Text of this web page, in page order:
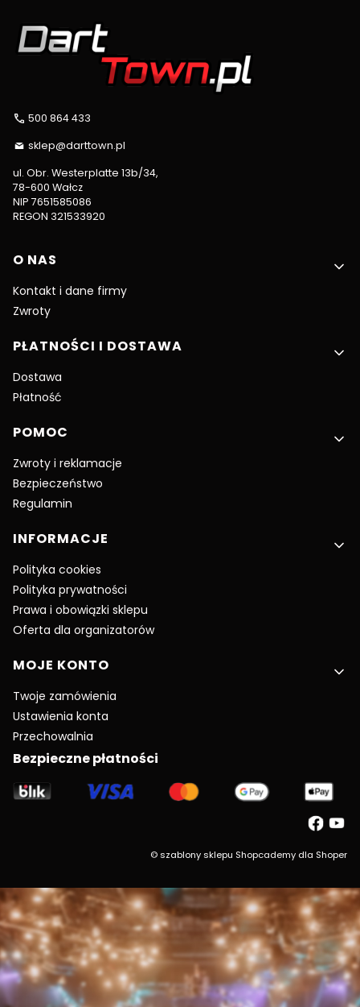
500 864 433
sklep@darttown.pl
ul. Obr. Westerplatte 13b/34,
78-600 Wałcz
NIP 7651585086
REGON 321533920
Linki w stopce
O NAS
Kontakt i dane firmy
Zwroty
PŁATNOŚCI I DOSTAWA
Dostawa
Płatność
POMOC
Zwroty i reklamacje
Bezpieczeństwo
Regulamin
INFORMACJE
Polityka cookies
Polityka prywatności
Prawa i obowiązki sklepu
Oferta dla organizatorów
MOJE KONTO
Twoje zamówienia
Ustawienia konta
Przechowalnia
Bezpieczne płatności
©szablony sklepu Shopcademy dla Shoper